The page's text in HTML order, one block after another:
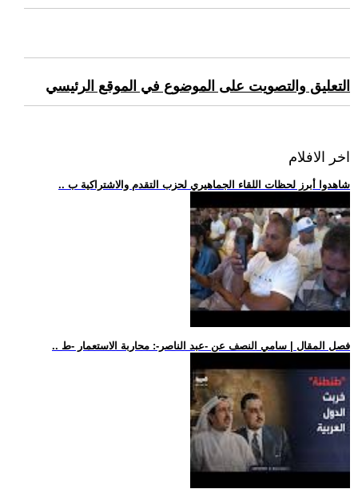
التعليق والتصويت على الموضوع في الموقع الرئيسي
اخر الافلام
.. شاهدوا أبرز لحظات اللقاء الجماهيري لحزب التقدم والاشتراكية ب
.. فصل المقال | سامي النصف عن -عبد الناصر-: محاربة الاستعمار -ط